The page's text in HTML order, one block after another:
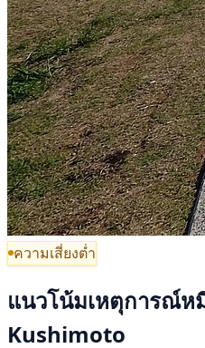
ความเสี่ยงต่ำ
แนวโน้มเหตุการณ์ห
Kushimoto